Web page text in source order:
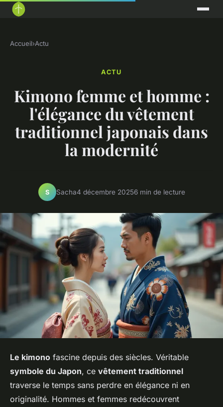
Accueil›Actu
ACTU
Kimono femme et homme :
l'élégance du vêtement
traditionnel japonais dans
la modernité
S Sacha4 décembre 20256 min de lecture
Le kimono fascine depuis des siècles. Véritable
symbole du Japon, ce vêtement traditionnel
traverse le temps sans perdre en élégance ni en
originalité. Hommes et femmes redécouvrent